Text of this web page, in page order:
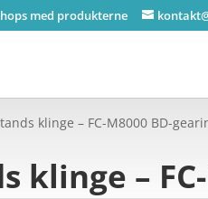
med produkterne
klinge – FC-M8000 BD-
klinge –